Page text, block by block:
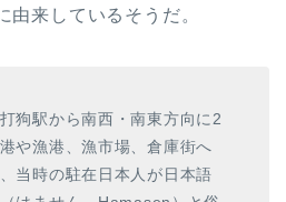
由来しているそうだ。
狗駅から南西・南東方向に2
や漁港、漁市場、倉庫街へ
当時の駐在日本人が日本語